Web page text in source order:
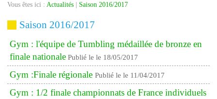
Vous êtes ici : Actualités Saison 2016/2017
Saison 2016/2017
Gym : l'équipe de Tumbling médaillée de bronze en
finale nationale Publié le le 18/05/2017
Gym :Finale régionale Publié le le 11/04/2017
Gym : 1/2 finale championnats de France individuels